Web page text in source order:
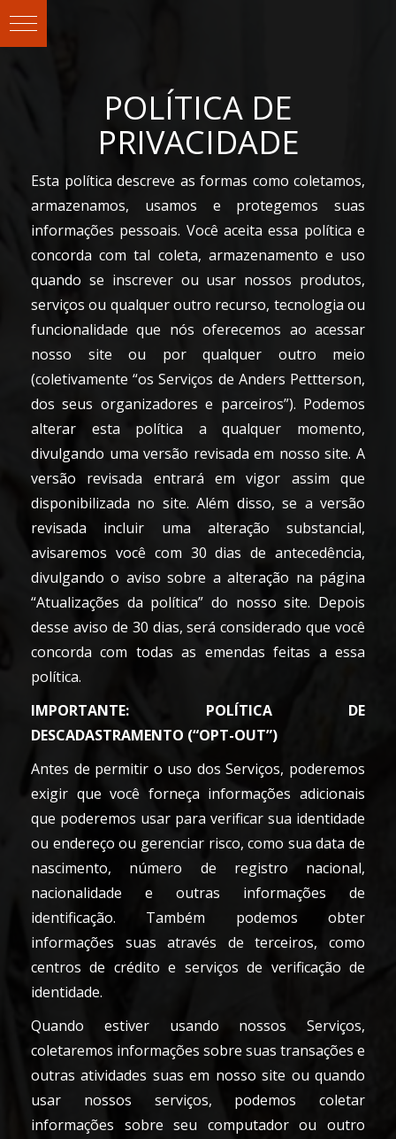
POLÍTICA DE
PRIVACIDADE
Esta política descreve as formas como coletamos,
armazenamos, usamos e protegemos suas
informações pessoais. Você aceita essa política e
concorda com tal coleta, armazenamento e uso
quando se inscrever ou usar nossos produtos,
serviços ou qualquer outro recurso, tecnologia ou
funcionalidade que nós oferecemos ao acessar
nosso site ou por qualquer outro meio
(coletivamente “os Serviços de Anders Pettterson,
dos seus organizadores e parceiros”). Podemos
alterar esta política a qualquer momento,
divulgando uma versão revisada em nosso site. A
versão revisada entrará em vigor assim que
disponibilizada no site. Além disso, se a versão
revisada incluir uma alteração substancial,
avisaremos você com 30 dias de antecedência,
divulgando o aviso sobre a alteração na página
“Atualizações da política” do nosso site. Depois
desse aviso de 30 dias, será considerado que você
concorda com todas as emendas feitas a essa
política.
IMPORTANTE: POLÍTICA DE
DESCADASTRAMENTO (“OPT-OUT”)
Antes de permitir o uso dos Serviços, poderemos
exigir que você forneça informações adicionais
que poderemos usar para verificar sua identidade
ou endereço ou gerenciar risco, como sua data de
nascimento, número de registro nacional,
nacionalidade e outras informações de
identificação. Também podemos obter
informações suas através de terceiros, como
centros de crédito e serviços de verificação de
identidade.
Quando estiver usando nossos Serviços,
coletaremos informações sobre suas transações e
outras atividades suas em nosso site ou quando
usar nossos serviços, podemos coletar
informações sobre seu computador ou outro